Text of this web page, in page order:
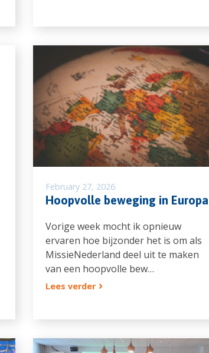
February 27, 2026
Hoopvolle beweging in Europa
Vorige week mocht ik opnieuw
ervaren hoe bijzonder het is om als
MissieNederland deel uit te maken
van een hoopvolle bew…
Lees verder